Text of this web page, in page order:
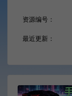
资源编号：
最近更新：